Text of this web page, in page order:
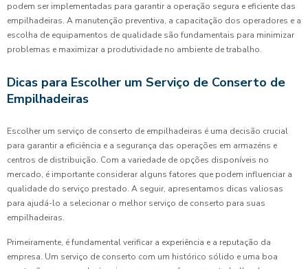
podem ser implementadas para garantir a operação segura e eficiente das
empilhadeiras. A manutenção preventiva, a capacitação dos operadores e a
escolha de equipamentos de qualidade são fundamentais para minimizar
problemas e maximizar a produtividade no ambiente de trabalho.
Dicas para Escolher um Serviço de Conserto de
Empilhadeiras
Escolher um serviço de conserto de empilhadeiras é uma decisão crucial
para garantir a eficiência e a segurança das operações em armazéns e
centros de distribuição. Com a variedade de opções disponíveis no
mercado, é importante considerar alguns fatores que podem influenciar a
qualidade do serviço prestado. A seguir, apresentamos dicas valiosas
para ajudá-lo a selecionar o melhor serviço de conserto para suas
empilhadeiras.
Primeiramente, é fundamental verificar a experiência e a reputação da
empresa. Um serviço de conserto com um histórico sólido e uma boa